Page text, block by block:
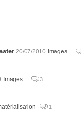
20/07/2010 Images...
Images... 3
1